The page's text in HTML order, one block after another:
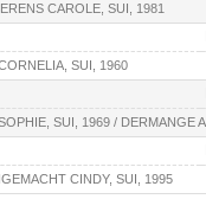
CAROLE, SUI, 1981
SUI, 1960
SUI, 1969 / DERMANGE
CINDY, SUI, 1995